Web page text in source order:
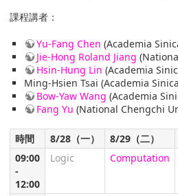
課程講者：
Yu-Fang Chen (Academia
Jie-Hong Roland Jiang
Hsin-Hung Lin (Academia
Ming-Hsien Tsai (Academia
Bow-Yaw Wang (Academia
Fang Yu (National Chengchi
時間 8/28（一） 8/29（二）
09:00
-
12:00
Logic Computation